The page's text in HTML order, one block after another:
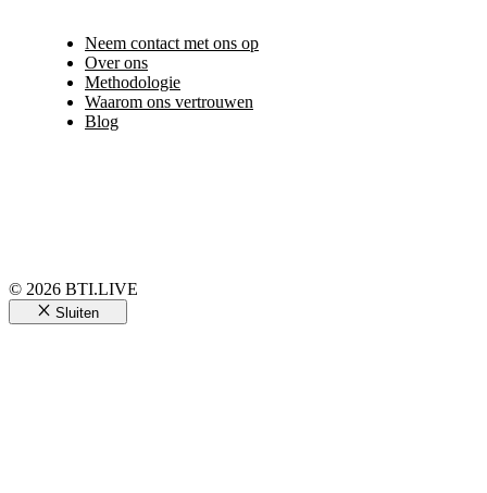
Neem contact met ons op
Over ons
Methodologie
Waarom ons vertrouwen
Blog
© 2026 BTI.LIVE
Sluiten